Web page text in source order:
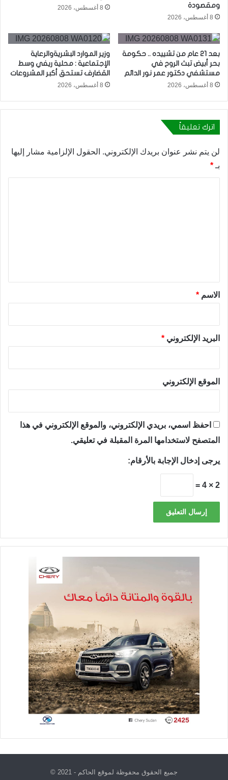
ومقصودة
8 أغسطس، 2026
8 أغسطس، 2026
بعد 21 عام من تشييده .. حكومة
بحر أبيض تبث الروح في
مستشفي دكتور عمر نور الدائم
8 أغسطس، 2026
وزير الموارد البشريةوالرعاية
الإجتماعية : محلية ريفي وسط
القضارف تستحق أكبر المشروعات
8 أغسطس، 2026
اترك تعليقاً
لن يتم نشر عنوان بريدك الإلكتروني. الحقول الإلزامية مشار إليها
بـ *
*الاسم *
البريد الإلكتروني *
الموقع الإلكتروني
احفظ اسمي، بريدي الإلكتروني، والموقع الإلكتروني في هذا
المتصفح لاستخدامها المرة المقبلة في تعليقي.
يرجى إدخال الإجابة بالأرقام:
2 × 4 =
جميع الحقوق محفوظة لموقع الحاكم - 2021 ©